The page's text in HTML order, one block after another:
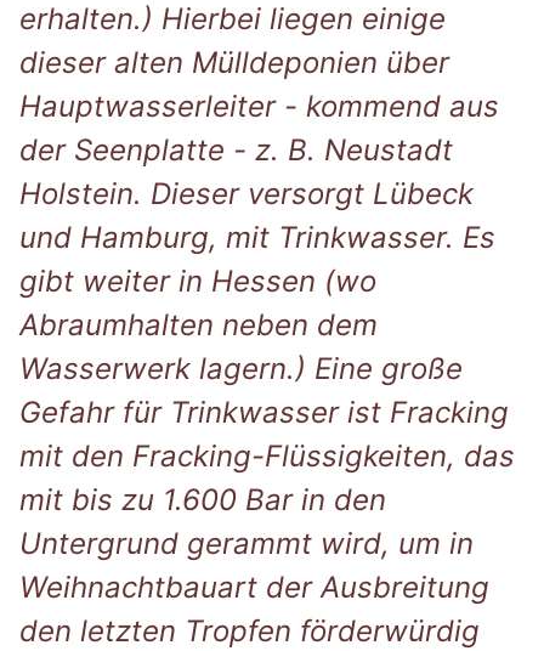
erhalten.) Hierbei liegen einige
dieser alten Mülldeponien über
Hauptwasserleiter - kommend aus
der Seenplatte - z. B. Neustadt
Holstein. Dieser versorgt Lübeck
und Hamburg, mit Trinkwasser. Es
gibt weiter in Hessen (wo
Abraumhalten neben dem
Wasserwerk lagern.) Eine große
Gefahr für Trinkwasser ist Fracking
mit den Fracking-Flüssigkeiten, das
mit bis zu 1.600 Bar in den
Untergrund gerammt wird, um in
Weihnachtbauart der Ausbreitung
den letzten Tropfen förderwürdig